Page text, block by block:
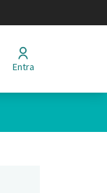
Entra